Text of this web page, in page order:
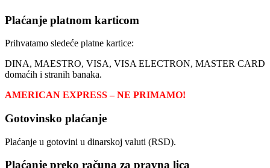
Plaćanje platnom karticom
Prihvatamo sledeće platne kartice:
DINA, MAESTRO, VISA, VISA ELECTRON, MASTER CARD
domaćih i stranih banaka.
AMERICAN EXPRESS – NE PRIMAMO!
Gotovinsko plaćanje
Plaćanje u gotovini u dinarskoj valuti (RSD).
Plaćanje preko računa za pravna lica